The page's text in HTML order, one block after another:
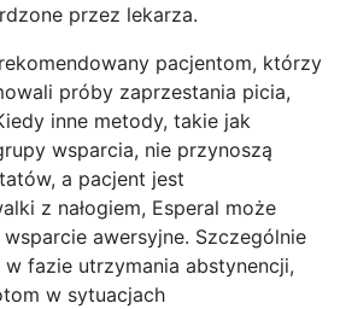
przez lekarza.
pacjentom, którzy
próby zaprzestania picia,
inne metody, takie jak
wsparcia, nie przynoszą
a pacjent jest
z nałogiem, Esperal może
awersyjne. Szczególnie
fazie utrzymania abstynencji,
w sytuacjach